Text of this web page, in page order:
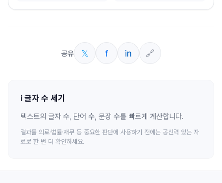
공유 𝕏 f in 🔗
ℹ️ 글자 수 세기
텍스트의 글자 수, 단어 수, 문장 수를 빠르게 계산합니다.
결과를 의료·법률·재무 등 중요한 판단에 사용하기 전에는 공신력 있는 자
료로 한 번 더 확인하세요.